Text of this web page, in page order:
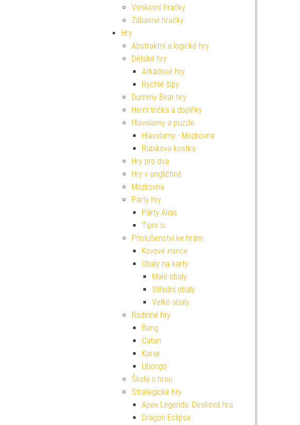
Venkovní hračky
Zábavné hračky
Hry
Abstraktní a logické hry
Dětské hry
Arkádové hry
Rychlé šípy
Dummy Bear hry
Herní trička a doplňky
Hlavolamy a puzzle
Hlavolamy - Mozkovna
Rubikova kostka
Hry pro dva
Hry v angličtině
Mozkovna
Párty hry
Párty Alias
Tipni si
Příslušenství ke hrám
Kovové mince
Obaly na karty
Malé obaly
Střední obaly
Velké obaly
Rodinné hry
Bang
Catan
Karak
Ubongo
Škola s hrou
Strategické hry
Apex Legends: Desková hra
Dragon Eclipse